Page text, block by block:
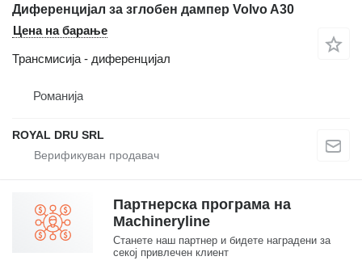
Диференцијал за зглобен дампер Volvo A30
Цена на барање
Трансмисија - диференцијал
Романија
ROYAL DRU SRL
Партнерска програма на
Machineryline
Станете наш партнер и бидете наградени за
секој привлечен клиент